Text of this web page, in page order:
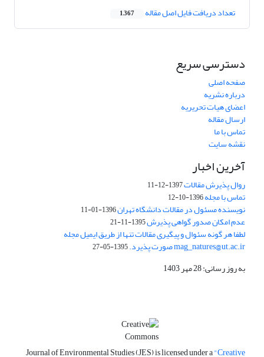
تعداد دریافت فایل اصل مقاله 1,367
دسترسی سریع
صفحه اصلی
درباره نشریه
اعضای هیات تحریریه
ارسال مقاله
تماس با ما
نقشه سایت
آخرین اخبار
روال پذیرش مقالات1397-12-11
تماس با مجله1396-10-12
نویسنده مسئول در مقالات دانشگاه تهران1396-01-11
عدم امکان صدور گواهی پذیرش1395-11-21
لطفا هر گونه سئوال و پیگیری مقالات تنها از طریق ایمیل مجله
mag_natures@ut.ac.ir صورت پذیرد. 1395-05-27
به روز رسانی: 28 مهر 1403
Journal of Environmental Studies (JES) is licensed under a"Creative